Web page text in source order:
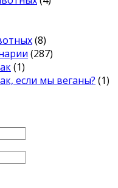
(8)
(287)
(1)
если мы веганы? (1)